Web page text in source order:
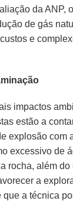
da ANP,
de gás
e
impactos
estão a
explosão com
excessivo de
rocha, além
a
que a técnica